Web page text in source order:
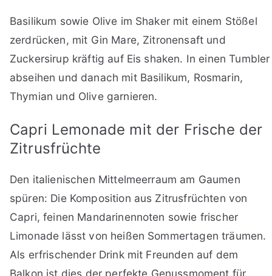
Basilikum sowie Olive im Shaker mit einem Stößel
zerdrücken, mit Gin Mare, Zitronensaft und
Zuckersirup kräftig auf Eis shaken. In einen Tumbler
abseihen und danach mit Basilikum, Rosmarin,
Thymian und Olive garnieren.
Capri Lemonade mit der Frische der
Zitrusfrüchte
Den italienischen Mittelmeerraum am Gaumen
spüren: Die Komposition aus Zitrusfrüchten von
Capri, feinen Mandarinennoten sowie frischer
Limonade lässt von heißen Sommertagen träumen.
Als erfrischender Drink mit Freunden auf dem